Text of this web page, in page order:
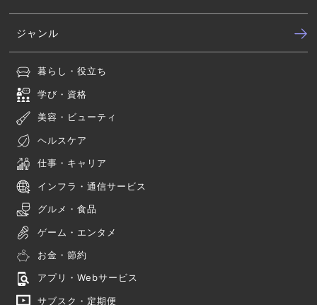
ジャンル
暮らし・役立ち
学び・資格
美容・ビューティ
ヘルスケア
仕事・キャリア
インフラ・通信サービス
グルメ・食品
ゲーム・エンタメ
お金・節約
アプリ・Webサービス
サブスク・定期便